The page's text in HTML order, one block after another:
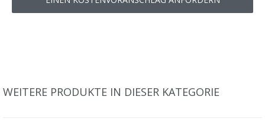
WEITERE PRODUKTE IN DIESER KATEGORIE